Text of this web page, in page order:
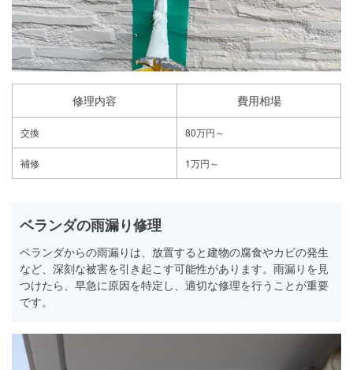
修理内容 費用相場
交換 80万円～
補修 1万円～
ベランダの雨漏り修理
ベランダからの雨漏りは、放置すると建物の腐食やカビの発生
など、深刻な被害を引き起こす可能性があります。雨漏りを見
つけたら、早急に原因を特定し、適切な修理を行うことが重要
です。